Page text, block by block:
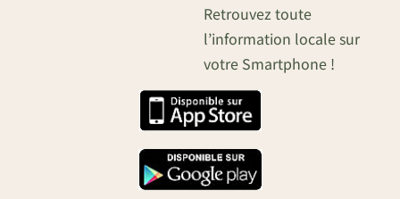
Retrouvez toute
l’information locale sur
votre Smartphone !